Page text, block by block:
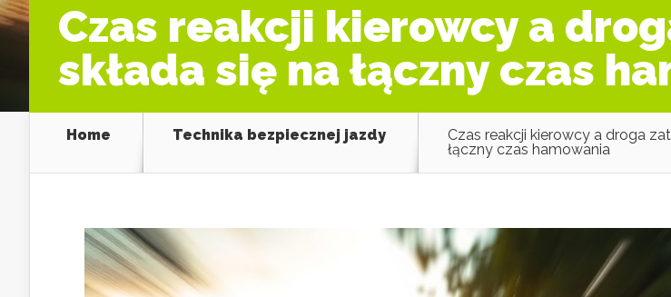
Czas reakcji kierowcy a
składa się na łączny czas
Home Technika bezpiecznej jazdy
Czas reakcji kierowcy a droga
łączny czas hamowania